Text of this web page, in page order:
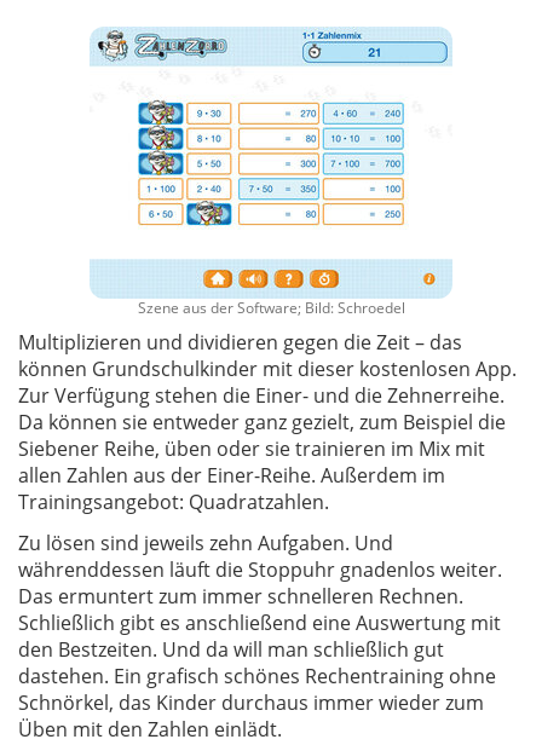
Szene aus der Software; Bild: Schroedel
Multiplizieren und dividieren gegen die Zeit – das
können Grundschulkinder mit dieser kostenlosen App.
Zur Verfügung stehen die Einer- und die Zehnerreihe.
Da können sie entweder ganz gezielt, zum Beispiel die
Siebener Reihe, üben oder sie trainieren im Mix mit
allen Zahlen aus der Einer-Reihe. Außerdem im
Trainingsangebot: Quadratzahlen.
Zu lösen sind jeweils zehn Aufgaben. Und
währenddessen läuft die Stoppuhr gnadenlos weiter.
Das ermuntert zum immer schnelleren Rechnen.
Schließlich gibt es anschließend eine Auswertung mit
den Bestzeiten. Und da will man schließlich gut
dastehen. Ein grafisch schönes Rechentraining ohne
Schnörkel, das Kinder durchaus immer wieder zum
Üben mit den Zahlen einlädt.